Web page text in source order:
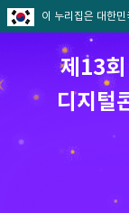
이 누리집은 대한
제13
디지털